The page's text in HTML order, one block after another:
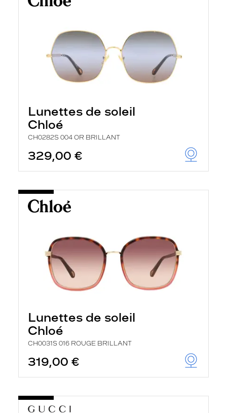
Lunettes de soleil
Chloé
CH0282S 004 OR BRILLANT
329,00 €
Lunettes de soleil
Chloé
CH0031S 016 ROUGE BRILLANT
319,00 €